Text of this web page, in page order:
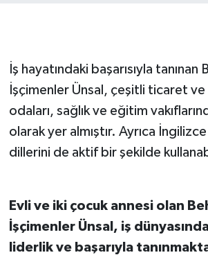
İş hayatındaki başarısıyla tanınan
İşçimenler Ünsal, çeşitli ticaret ve
odaları, sağlık ve eğitim
olarak yer almıştır. Ayrıca
dillerini de aktif bir şekilde
Evli ve iki çocuk annesi olan
İşçimenler Ünsal, iş
liderlik ve başarıyla